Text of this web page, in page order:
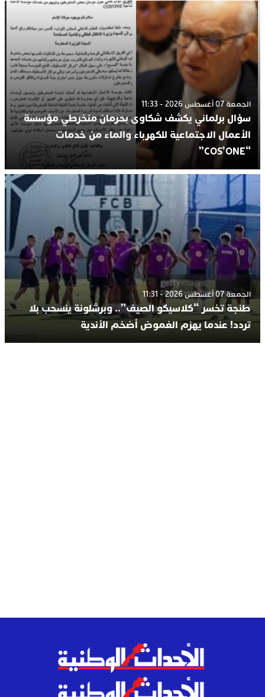
الجمعة 07 أغسطس 2026 - 11:33
سؤال برلماني يكشف شكاوى بحرمان منخرطي مؤسسة
الأعمال الاجتماعية للكهرباء والماء من خدمات
“COS’ONE”
الجمعة 07 أغسطس 2026 - 11:31
طنجة تخسر “كلاسيكو الصيف”.. وبرشلونة ينسحب بلا
تردد! عندما يهزم الغموض أضخم الأندية